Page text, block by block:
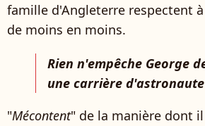
famille d'Angleterre respectent
de moins en moins.
Rien n'empêche George
une carrière d'astronaute
"Mécontent" de la manière dont